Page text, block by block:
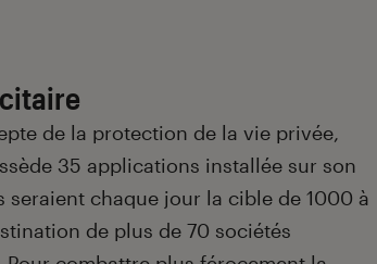
de la protection de la vie privée,
35 applications installée sur son
chaque jour la cible de 1000 à
de plus de 70 sociétés